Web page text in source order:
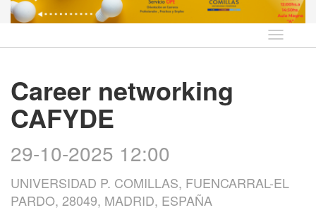
Idioma
Career networking
CAFYDE
29-10-2025 12:00
UNIVERSIDAD P. COMILLAS, FUENCARRAL-EL
PARDO, 28049, MADRID, ESPAÑA